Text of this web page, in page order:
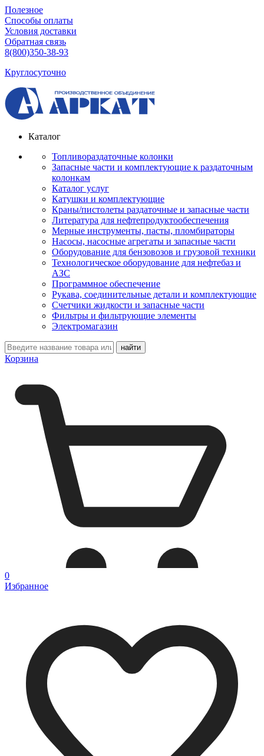
Полезное
Способы оплаты
Условия доставки
Обратная связь
8(800)350-38-93
Круглосуточно
Каталог
Топливораздаточные колонки
Запасные части и комплектующие к раздаточным
колонкам
Каталог услуг
Катушки и комплектующие
Краны/пистолеты раздаточные и запасные части
Литература для нефтепродуктообеспечения
Мерные инструменты, пасты, пломбираторы
Насосы, насосные агрегаты и запасные части
Оборудование для бензовозов и грузовой техники
Технологическое оборудование для нефтебаз и
АЗС
Программное обеспечение
Рукава, соединительные детали и комплектующие
Счетчики жидкости и запасные части
Фильтры и фильтрующие элементы
Электромагазин
Корзина
0
Избранное